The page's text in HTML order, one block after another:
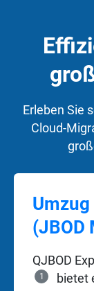
Erleben Sie
Cloud-
(JBOD
QJBOD
1
bietet